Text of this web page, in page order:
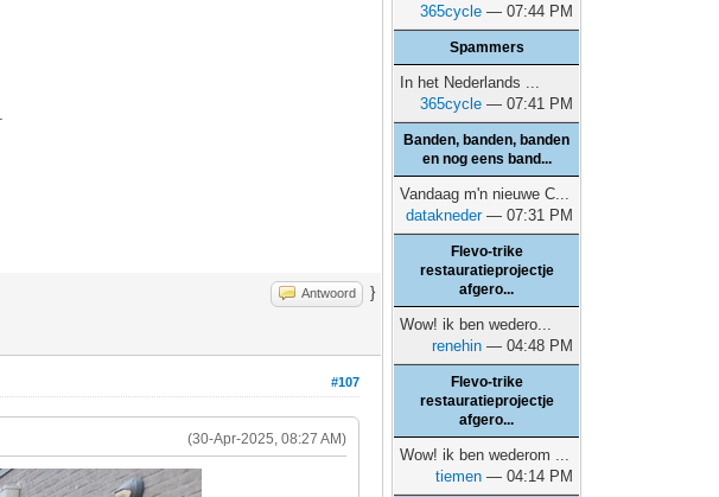
Antwoord }
#107
(30-Apr-2025, 08:27 AM)
365cycle — 07:44 PM
Spammers
In het Nederlands ...
365cycle — 07:41 PM
Banden, banden, banden
en nog eens band...
Vandaag m'n nieuwe C...
datakneder— 07:31 PM
Flevo-trike
restauratieprojectje
afgero...
Wow! ik ben wedero...
renehin — 04:48 PM
Flevo-trike
restauratieprojectje
afgero...
Wow! ik ben wederom ...
tiemen — 04:14 PM